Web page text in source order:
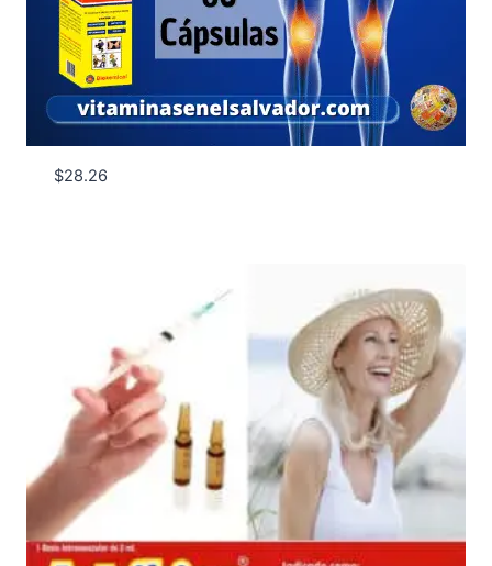
$28.26